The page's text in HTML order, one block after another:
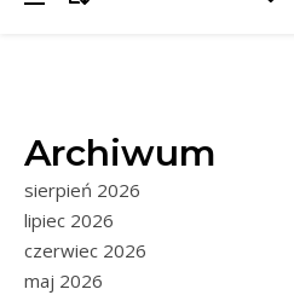
Archiwum
sierpień 2026
lipiec 2026
czerwiec 2026
maj 2026